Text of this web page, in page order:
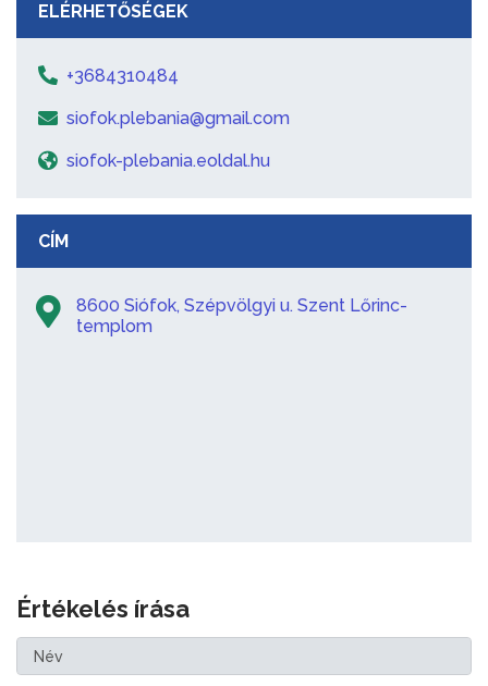
ELÉRHETŐSÉGEK
+3684310484
siofok.plebania@gmail.com
siofok-plebania.eoldal.hu
CÍM
8600 Siófok, Szépvölgyi u. Szent Lőrinc-
templom
Értékelés írása